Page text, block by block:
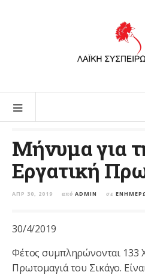
Μήνυμα για
Εργατική
ΑΠΡ 30, 2019 από ADMIN σε
30/4/2019
Φέτος συμπληρώνονται 133
Πρωτομαγιά του Σικάγο.